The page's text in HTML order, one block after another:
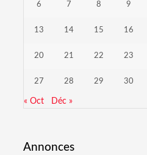
6 7 8 9
13 14 15 16
20 21 22 23
27 28 29 30
« Oct Déc »
Annonces